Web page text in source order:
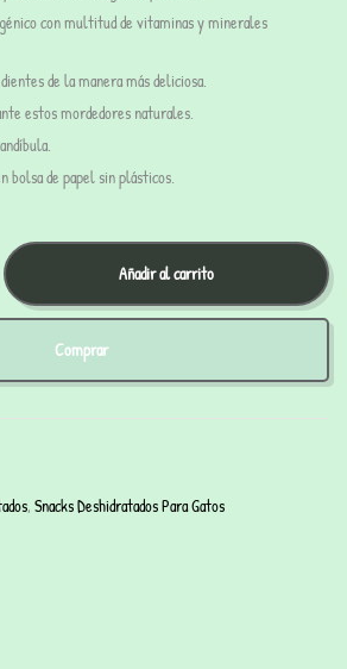
con multitud de vitaminas y minerales
de la manera más deliciosa.
estos mordedores naturales.
bolsa de papel sin plásticos.
Añadir al carrito
Comprar
, Snacks Deshidratados Para Gatos